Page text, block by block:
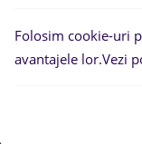
Filtre
Folosim cookie-uri
avantajele lor.Vezi